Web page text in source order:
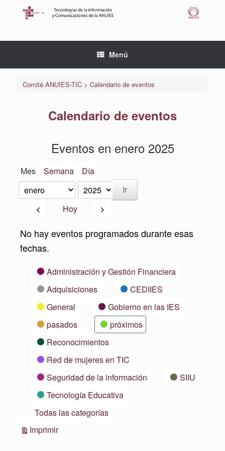
Menú
Comité ANUIES-TIC> Calendario de eventos
Calendario de eventos
Eventos en enero 2025
Mes Semana Día
Mes
Año
AnteriorHoy Siguiente
No hay eventos programados durante esas
fechas.
CategoríasAdministración y Gestión Financiera
Adquisiciones
CEDIIES
General
Gobierno en las IES
pasados
próximos
Reconocimientos
Red de mujeres en TIC
Seguridad de la información
SIIU
Tecnología Educativa
Todas las categorías
ImprimirVistas